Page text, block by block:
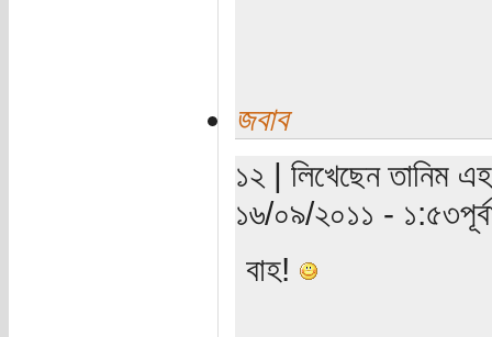
জবাব
১২ | লিখেছেন তানিম
১৬/০৯/২০১১ -
বাহ!